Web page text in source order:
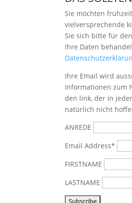
Sie möchten
vielversprechende
Sie sich bittefür
Ihre Daten
Ihre Email wird
Informationen zum
den link, der in
natürlich nicht
ANREDE
Email Address*
FIRSTNAME
LASTNAME